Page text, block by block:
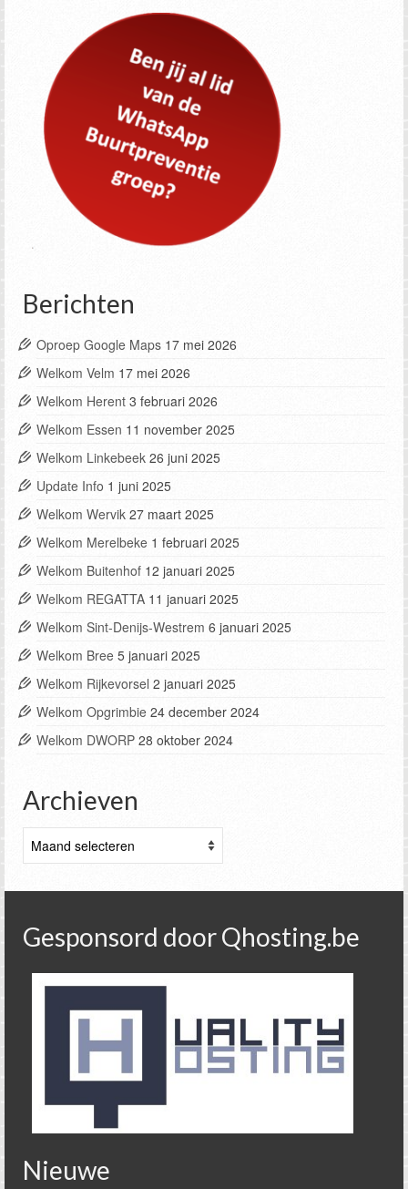
Berichten
Oproep Google Maps 17 mei 2026
Welkom Velm 17 mei 2026
Welkom Herent 3 februari 2026
Welkom Essen 11 november 2025
Welkom Linkebeek 26 juni 2025
Update Info 1 juni 2025
Welkom Wervik 27 maart 2025
Welkom Merelbeke 1 februari 2025
Welkom Buitenhof 12 januari 2025
Welkom REGATTA 11 januari 2025
Welkom Sint-Denijs-Westrem 6 januari 2025
Welkom Bree 5 januari 2025
Welkom Rijkevorsel 2 januari 2025
Welkom Opgrimbie 24 december 2024
Welkom DWORP 28 oktober 2024
Archieven
Gesponsord door Qhosting.be
Nieuwe